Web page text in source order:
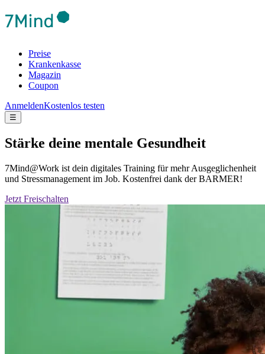
Preise
Krankenkasse
Magazin
Coupon
AnmeldenKostenlos testen
☰
Stärke deine mentale Gesundheit
7Mind@Work ist dein digitales Training für mehr Ausgeglichenheit
und Stressmanagement im Job. Kostenfrei dank der BARMER!
Jetzt Freischalten